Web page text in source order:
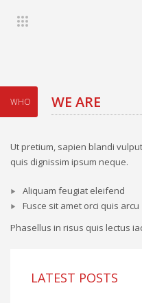
WHO WE ARE
Ut pretium, sapien blandi
quis dignissim ipsum neque.
Aliquam feugiat eleifend
Fusce sit amet orci quis arcu
Phasellus in risus quis lectus
LATEST POSTS